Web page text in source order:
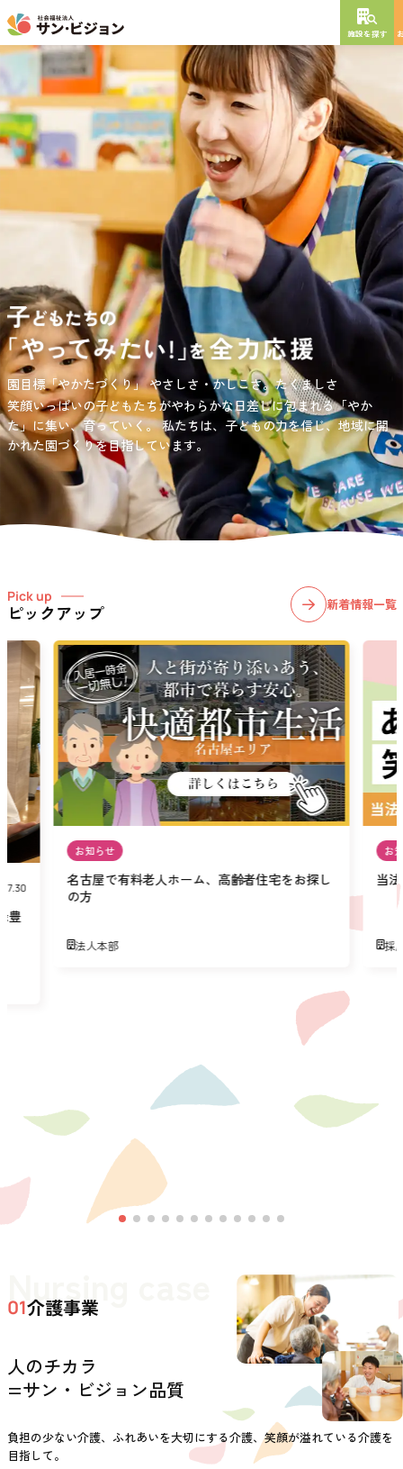
施設を探す
負担の少ない介護、ふれあいを大切にする介護、笑顔が溢れている
介護を目指して。
愛知・岐阜・長野の3県下で38施設・151事業所の介護関連事業所を運
営する社会福祉法人サン・ビジョンでは、今後ますます高まる介護
ニーズに幅広く対応していきます。
園目標「やかたづくり」やさしさ・かしこさ。たくましさ
笑顔いっぱいの子どもたちがやわらかな日差しに包まれる「やか
た」に集い、育っていく。私たちは、子どもの力を信じ、地域に開
かれた園づくりを目指しています。
サンサン・スクール東山公園では、小学生の児童が放課後安心して
過ごせる環境を提供するとともに、宿題・クラブ活動(英語・習字・
選択)などの学習面にも力を入れて行っている学童保育所です。
NEW OPEN
年
特別養護老人ホーム
短期入所生活介護
通所介護
居宅介護支援
グレイスフル砧公園
東京都世田谷区大蔵 3丁目4番12号
お問い合わせ先
03-6411-5781
担当：宮澤
Pick up
ピックアップ 新着情報一覧
豊
お知らせ
名古屋で有料老人ホーム、高齢者住宅をお探し
の方
法人本部
お
当
採
Nursing case
01介護事業
人のチカラ
=サン・ビジョン品質
負担の少ない介護、ふれあいを大切にする介護、笑顔が溢れている介護を
目指して。